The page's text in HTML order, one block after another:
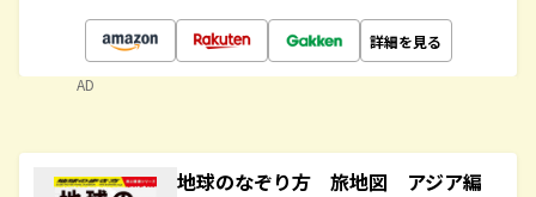
詳細を見る
AD
地球のなぞり方 旅地図 アジア編